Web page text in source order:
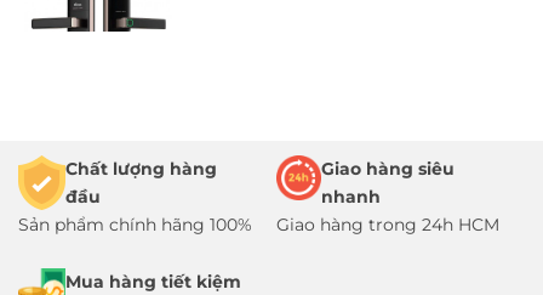
Chất lượng hàng
đầu
Sản phẩm chính hãng 100%
Giao hàng siêu
nhanh
Giao hàng trong 24h HCM
Mua hàng tiết kiệm